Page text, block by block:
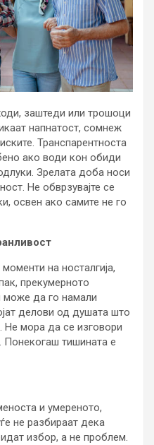
заштеди или трошоци
напнатост, сомнеж
Транспарентноста
ако води кон обиди
Зрелата доба носи
Не обврзувајте се
освен ако самите не го
на носталгија,
прекумерното
може да го намали
делови од душата што
Не мора да се изговори
тишината е
и умереното,
не разбираат дека
избор, а не проблем.